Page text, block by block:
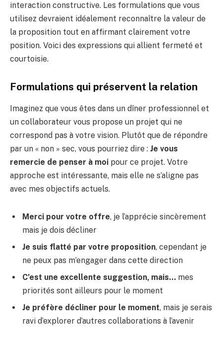
interaction constructive. Les formulations que vous
utilisez devraient idéalement reconnaître la valeur de
la proposition tout en affirmant clairement votre
position. Voici des expressions qui allient fermeté et
courtoisie.
Formulations qui préservent la relation
Imaginez que vous êtes dans un dîner professionnel et
un collaborateur vous propose un projet qui ne
correspond pas à votre vision. Plutôt que de répondre
par un « non » sec, vous pourriez dire : Je vous
remercie de penser à moi pour ce projet. Votre
approche est intéressante, mais elle ne s’aligne pas
avec mes objectifs actuels.
Merci pour votre offre, je l’apprécie sincèrement
mais je dois décliner
Je suis flatté par votre proposition, cependant je
ne peux pas m’engager dans cette direction
C’est une excellente suggestion, mais… mes
priorités sont ailleurs pour le moment
Je préfère décliner pour le moment, mais je serais
ravi d’explorer d’autres collaborations à l’avenir